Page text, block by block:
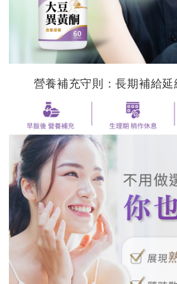
營養補充守則：長期補給延